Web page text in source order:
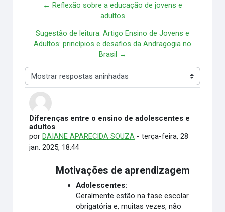
← Reflexão sobre a educação de jovens e
adultos
Sugestão de leitura: Artigo Ensino de Jovens e
Adultos: princípios e desafios da Andragogia no
Brasil →
Modo de visualização
Diferenças entre o ensino de adolescentes e
adultos
por DAIANE APARECIDA SOUZA -terça-feira, 28
jan. 2025, 18:44
Número de respostas: 8
Motivações de aprendizagem
Adolescentes:
Geralmente estão na fase escolar
obrigatória e, muitas vezes, não